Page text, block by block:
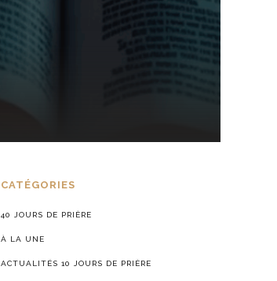
CATÉGORIES
40 JOURS DE PRIÈRE
À LA UNE
ACTUALITÉS 10 JOURS DE PRIÈRE